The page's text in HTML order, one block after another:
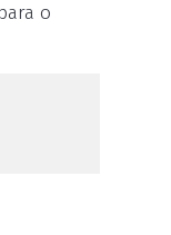
o